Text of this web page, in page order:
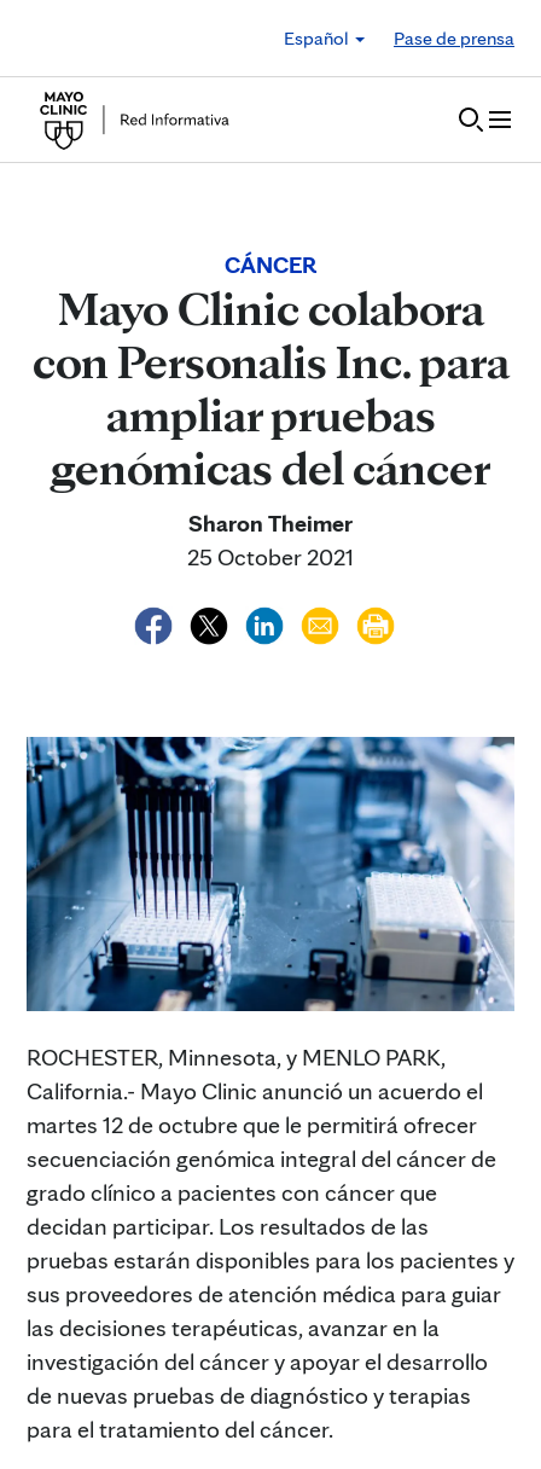
Español
Pase de prensa
CÁNCER
Mayo Clinic colabora
con Personalis Inc. para
ampliar pruebas
genómicas del cáncer
Sharon Theimer
25 October 2021
ROCHESTER, Minnesota, y MENLO PARK,
California.- Mayo Clinic anunció un acuerdo el
martes 12 de octubre que le permitirá ofrecer
secuenciación genómica integral del cáncer de
grado clínico a pacientes con cáncer que
decidan participar. Los resultados de las
pruebas estarán disponibles para los pacientes y
sus proveedores de atención médica para guiar
las decisiones terapéuticas, avanzar en la
investigación del cáncer y apoyar el desarrollo
de nuevas pruebas de diagnóstico y terapias
para el tratamiento del cáncer.